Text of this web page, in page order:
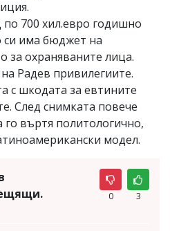
700 хил.евро годишно
си има бюджет на
за охраняваните лица.
Радев привилегиите.
с шкодата за евтините
След снимката повече
въртя политологично,
модел.
0 3